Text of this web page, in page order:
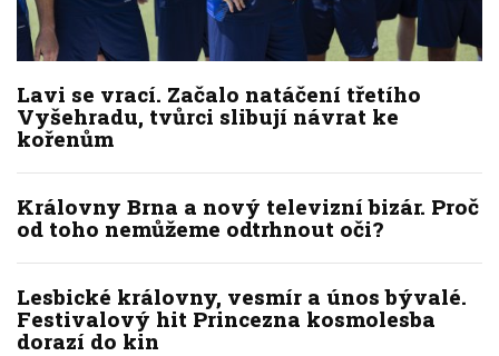
Lavi se vrací. Začalo natáčení třetího
Vyšehradu, tvůrci slibují návrat ke
kořenům
Královny Brna a nový televizní bizár. Proč
od toho nemůžeme odtrhnout oči?
Lesbické královny, vesmír a únos bývalé.
Festivalový hit Princezna kosmolesba
dorazí do kin